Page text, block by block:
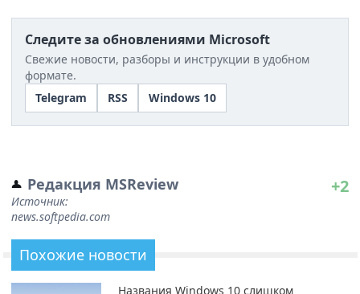
Следите за обновлениями Microsoft
Свежие новости, разборы и инструкции в удобном
формате.
Telegram
RSS Windows 10
Редакция MSReview
Источник:
news.softpedia.com
+2
Похожие новости
Названия Windows 10 слишком